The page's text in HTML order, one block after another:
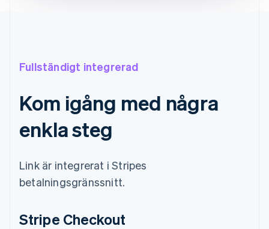
Fullständigt integrerad
Kom igång med några
enkla steg
Link är integrerat i Stripes
betalningsgränssnitt.
Stripe Checkout